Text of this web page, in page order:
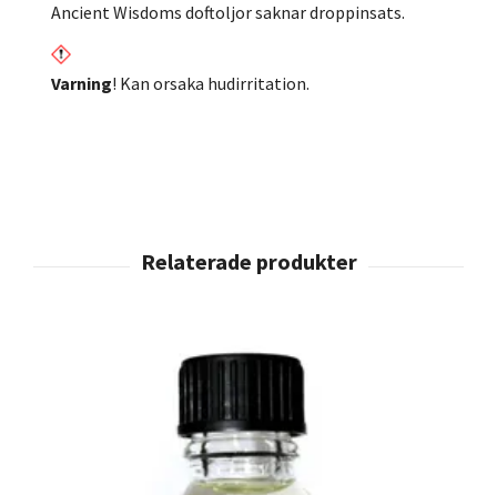
Ancient Wisdoms doftoljor saknar droppinsats.
Varning! Kan orsaka hudirritation.